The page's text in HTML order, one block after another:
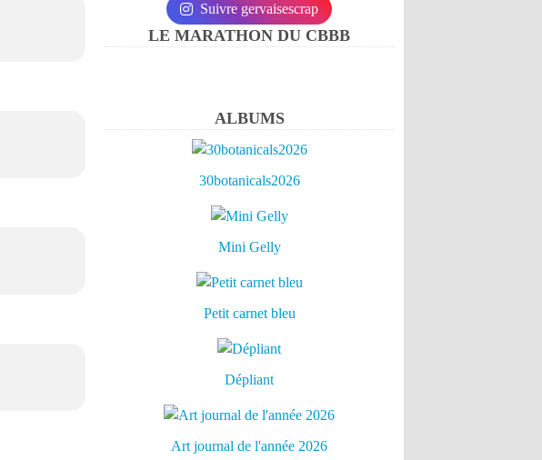
Suivre gervaisescrap
LE MARATHON DU CBBB
ALBUMS
30botanicals2026
Mini Gelly
Petit carnet bleu
Dépliant
Art journal de l'année 2026